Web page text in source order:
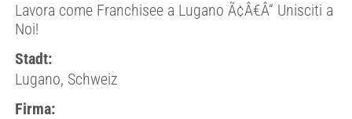
Lavora come Franchisee a Lugano Ã¢Â€Â“ Unisciti a
Noi!
Stadt:
Lugano, Schweiz
Firma: